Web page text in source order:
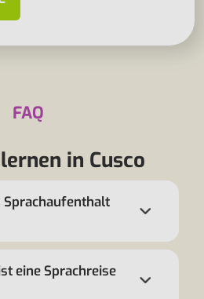
FAQ
in Cusco
eine Sprachreise